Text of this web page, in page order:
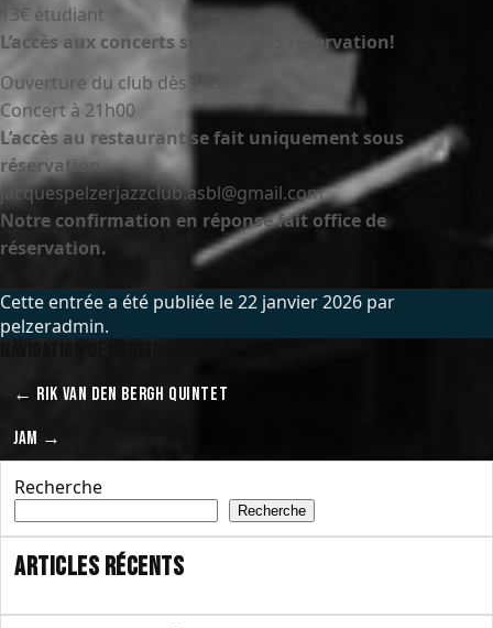
13€ étudiant
L’accès aux concerts se fait SANS réservation!
Ouverture du club dès 19h00
Concert à 21h00
L’accès au restaurant se fait uniquement sous
réservation.
jacquespelzerjazzclub.asbl@gmail.com
Notre confirmation en réponse fait office de
réservation.
Cette entrée a été publiée le22 janvier 2026 par
pelzeradmin.
← RIK VAN DEN BERGH QUINTET
JAM →
Recherche
Recherche
Articles récents